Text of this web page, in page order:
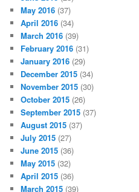
May 2016 (37)
April 2016 (34)
March 2016 (39)
February 2016 (31)
January 2016 (29)
December 2015 (34)
November 2015 (30)
October 2015 (26)
September 2015 (37)
August 2015 (37)
July 2015 (27)
June 2015 (36)
May 2015 (32)
April 2015 (36)
March 2015 (39)